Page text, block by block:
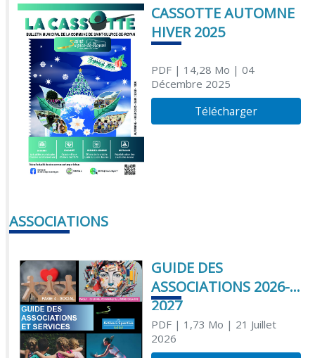
CASSOTTE AUTOMNE
HIVER 2025
PDF| 14,28 Mo | 04
Décembre 2025
Télécharger
ASSOCIATIONS
GUIDE DES
ASSOCIATIONS 2026-
2027
PDF| 1,73 Mo | 21 Juillet
2026